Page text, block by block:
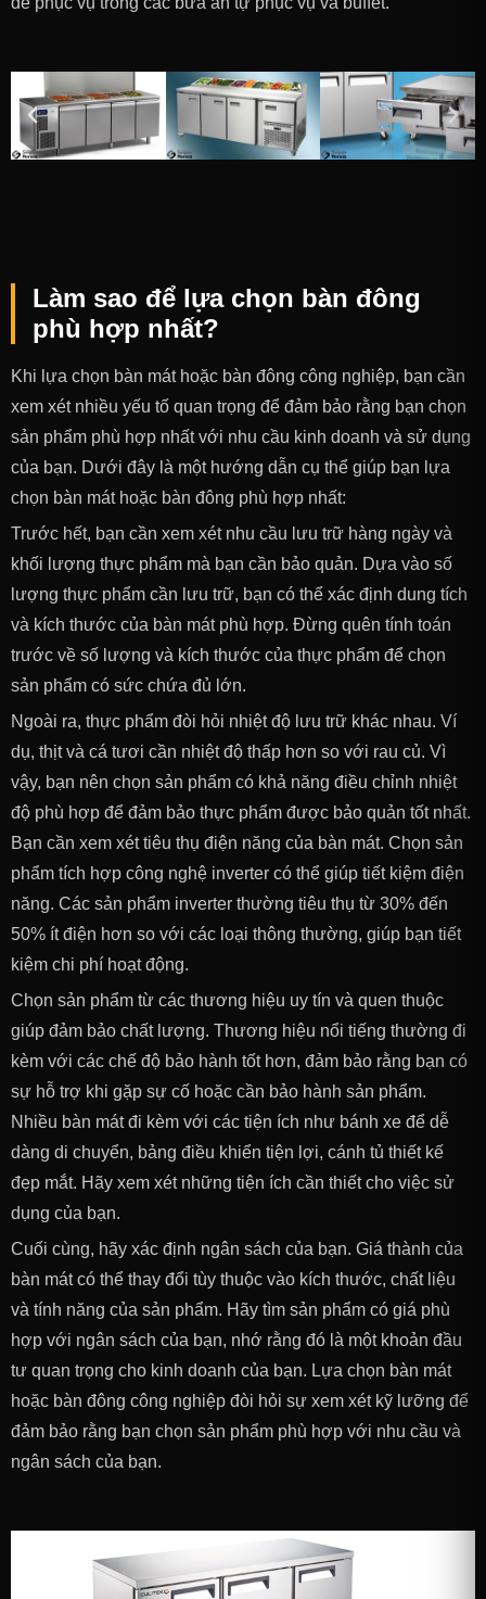
Làm sao để lựa chọn bàn đông
phù hợp nhất?
Khi lựa chọn bàn mát hoặc bàn đông công nghiệp, bạn cần
xem xét nhiều yếu tố quan trọng để đảm bảo rằng bạn chọn
sản phẩm phù hợp nhất với nhu cầu kinh doanh và sử dụng
của bạn. Dưới đây là một hướng dẫn cụ thể giúp bạn lựa
chọn bàn mát hoặc bàn đông phù hợp nhất:
Trước hết, bạn cần xem xét nhu cầu lưu trữ hàng ngày và
khối lượng thực phẩm mà bạn cần bảo quản. Dựa vào số
lượng thực phẩm cần lưu trữ, bạn có thể xác định dung tích
và kích thước của bàn mát phù hợp. Đừng quên tính toán
trước về số lượng và kích thước của thực phẩm để chọn
sản phẩm có sức chứa đủ lớn.
Ngoài ra, thực phẩm đòi hỏi nhiệt độ lưu trữ khác nhau. Ví
dụ, thịt và cá tươi cần nhiệt độ thấp hơn so với rau củ. Vì
vậy, bạn nên chọn sản phẩm có khả năng điều chỉnh nhiệt
độ phù hợp để đảm bảo thực phẩm được bảo quản tốt nhất.
Bạn cần xem xét tiêu thụ điện năng của bàn mát. Chọn sản
phẩm tích hợp công nghệ inverter có thể giúp tiết kiệm điện
năng. Các sản phẩm inverter thường tiêu thụ từ 30% đến
50% ít điện hơn so với các loại thông thường, giúp bạn tiết
kiệm chi phí hoạt động.
Chọn sản phẩm từ các thương hiệu uy tín và quen thuộc
giúp đảm bảo chất lượng. Thương hiệu nổi tiếng thường đi
kèm với các chế độ bảo hành tốt hơn, đảm bảo rằng bạn có
sự hỗ trợ khi gặp sự cố hoặc cần bảo hành sản phẩm.
Nhiều bàn mát đi kèm với các tiện ích như bánh xe để dễ
dàng di chuyển, bảng điều khiển tiện lợi, cánh tủ thiết kế
đẹp mắt. Hãy xem xét những tiện ích cần thiết cho việc sử
dụng của bạn.
Cuối cùng, hãy xác định ngân sách của bạn. Giá thành của
bàn mát có thể thay đổi tùy thuộc vào kích thước, chất liệu
và tính năng của sản phẩm. Hãy tìm sản phẩm có giá phù
hợp với ngân sách của bạn, nhớ rằng đó là một khoản đầu
tư quan trọng cho kinh doanh của bạn. Lựa chọn bàn mát
hoặc bàn đông công nghiệp đòi hỏi sự xem xét kỹ lưỡng để
đảm bảo rằng bạn chọn sản phẩm phù hợp với nhu cầu và
ngân sách của bạn.